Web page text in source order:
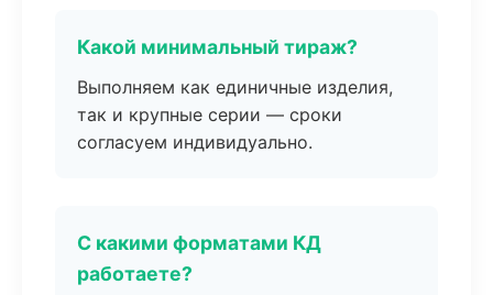
Какой минимальный тираж?
Выполняем как единичные изделия,
так и крупные серии — сроки
согласуем индивидуально.
С какими форматами КД
работаете?